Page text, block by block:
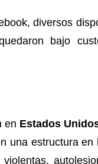
diversos
bajo
en Estados
una estructura